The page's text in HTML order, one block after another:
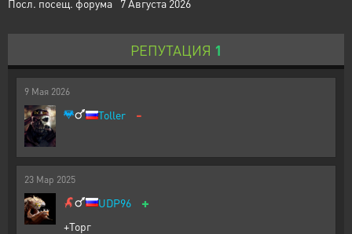
Посл. посещ. форума
7 Августа 2026
РЕПУТАЦИЯ 1
9 Мая 2026
Toller -
23 Мар 2025
UDP96 +
+Торг